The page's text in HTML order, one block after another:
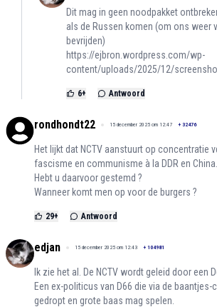
Dit mag in geen noodpakket
als de Russen komen (om ons weer
bevrijden)
https://ejbron.wordpress.com/wp-
content/uploads/2025/12/
6+ Antwoord
rondhondt22 15 december 2025 om 12:47 + 32476
Het lijkt dat NCTV aanstuurt op concentratie
fascisme en communisme à la DDR en China.
Hebt u daarvoor gestemd ?
Wanneer komt men op voor de burgers ?
29+ Antwoord
edjan 15 december 2025 om 12:43 + 104981
Ik zie het al. De NCTV wordt geleid door een
Een ex-politicus van D66 die via de baantjes-
gedropt en grote baas mag spelen.